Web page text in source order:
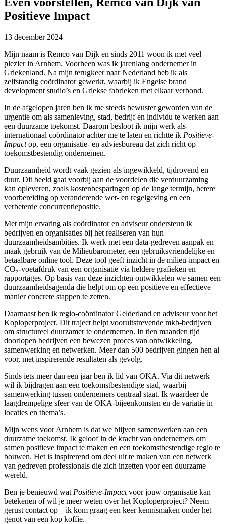
Positieve Impact
13 december 2024
Mijn naam is Remco van Dijk en sinds 2011 woon ik met veel
plezier in Arnhem. Voorheen was ik jarenlang ondernemer in
Griekenland. Na mijn terugkeer naar Nederland heb ik als
zelfstandig coördinator gewerkt, waarbij ik Engelse brand
development studio’s en Griekse fabrieken met elkaar verbond.
In de afgelopen jaren ben ik me steeds bewuster geworden van de
urgentie om als samenleving, stad, bedrijf en individu te werken aan
een duurzame toekomst. Daarom besloot ik mijn werk als
internationaal coördinator achter me te laten en richtte ik Positieve-
Impactop, een organisatie- en adviesbureau dat zich richt op
toekomstbestendig ondernemen.
Duurzaamheid wordt vaak gezien als ingewikkeld, tijdrovend en
duur. Dit beeld gaat voorbij aan de voordelen die verduurzaming
kan opleveren, zoals kostenbesparingen op de lange termijn, betere
voorbereiding op veranderende wet- en regelgeving en een
verbeterde concurrentiepositie.
Met mijn ervaring als coördinator en adviseur ondersteun ik
bedrijven en organisaties bij het realiseren van hun
duurzaamheidsambities. Ik werk met een data-gedreven aanpak en
maak gebruik van de Milieubarometer, een gebruiksvriendelijke en
betaalbare online tool. Deze tool geeft inzicht in de milieu-impact en
CO₂-voetafdruk van een organisatie via heldere grafieken en
rapportages. Op basis van deze inzichten ontwikkelen we samen een
duurzaamheidsagenda die helpt om op een positieve en effectieve
manier concrete stappen te zetten.
Daarnaast ben ik regio-coördinator Gelderland en adviseur voor het
Koploperproject. Dit traject helpt vooruitstrevende mkb-bedrijven
om structureel duurzamer te ondernemen. In tien maanden tijd
doorlopen bedrijven een bewezen proces van ontwikkeling,
samenwerking en netwerken. Meer dan 500 bedrijven gingen hen al
voor, met inspirerende resultaten als gevolg.
Sinds iets meer dan een jaar ben ik lid van OKA. Via dit netwerk
wil ik bijdragen aan een toekomstbestendige stad, waarbij
samenwerking tussen ondernemers centraal staat. Ik waardeer de
laagdrempelige sfeer van de OKA-bijeenkomsten en de variatie in
locaties en thema’s.
Mijn wens voor Arnhem is dat we blijven samenwerken aan een
duurzame toekomst. Ik geloof in de kracht van ondernemers om
samen positieve impact te maken en een toekomstbestendige regio te
bouwen. Het is inspirerend om deel uit te maken van een netwerk
van gedreven professionals die zich inzetten voor een duurzame
wereld.
Ben je benieuwd wat Positieve-Impactvoor jouw organisatie kan
betekenen of wil je meer weten over het Koploperproject? Neem
gerust contact op – ik kom graag een keer kennismaken onder het
genot van een kop koffie.